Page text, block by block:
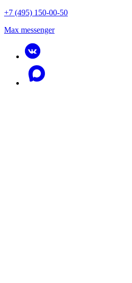
+7 (495) 150-00-50
Max messenger